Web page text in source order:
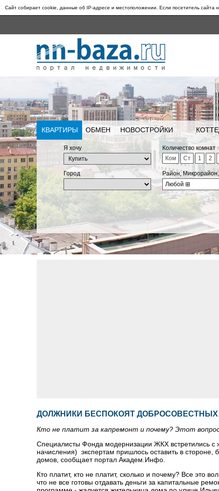
Сайт собирает cookie, данные об IP-адресе и местоположении. Если посетитель сайта
КВАРТИРЫ ОБМЕН НОВОСТРОЙКИ
Я хочу
Количество комнат
Ком
Ст 1 2
Город
Район,
Любой ⊞
ДОЛЖНИКИ БЕСПОКОЯТ
Кто не платит за капремонт и почему? Этот
Специалисты Фонда модернизации ЖКХ встретились
начисления) экспертам пришлось оставить в стороне,
домов, сообщает портал Академ.Инфо.
Кто платит, кто не платит, сколько и почему? Все это
что не все готовы отдавать деньги за капитальные